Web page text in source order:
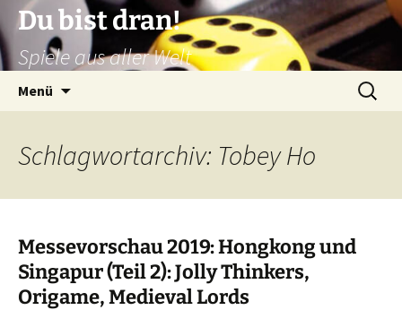
Zum
Inhalt
springen
Du bist dran!
Spiele aus aller Welt
Menü
Suchen
nach:
Schlagwortarchiv: Tobey Ho
Messevorschau 2019: Hongkong und
Singapur (Teil 2): Jolly Thinkers,
Origame, Medieval Lords